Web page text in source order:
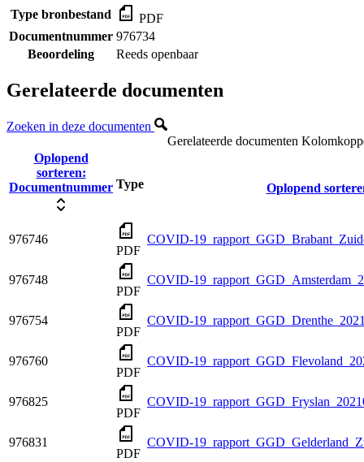
Type bronbestand
PDF
Documentnummer 976734
Beoordeling
Reeds openbaar
Gerelateerde documenten
Zoeken in deze documenten
Gerelateerde documenten
Oplopend
sorteren:
Documentnummer Type Oplopend
976746
PDF
COVID-
976748
PDF
COVID-
976754
PDF
COVID-
976760
PDF
COVID-
976825
PDF
COVID-
976831
PDF
COVID-